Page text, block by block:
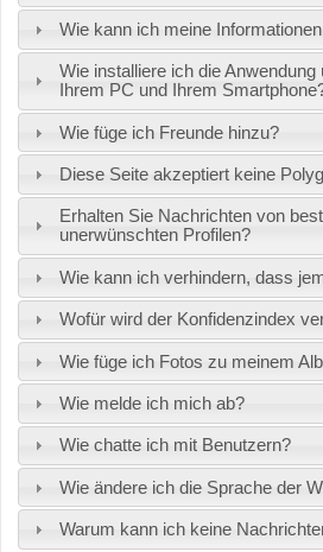
Wie kann ich meine
Wie installiere ich die
Ihrem PC und Ihrem
Wie füge ich Freunde hinzu?
Diese Seite akzeptiert keine
Erhalten Sie Nachrichten von
unerwünschten Profilen?
Wie kann ich verhindern, dass
Wofür wird der Konfidenzindex
Wie füge ich Fotos zu meinem
Wie melde ich mich ab?
Wie chatte ich mit Benutzern?
Wie ändere ich die Sprache der
Warum kann ich keine